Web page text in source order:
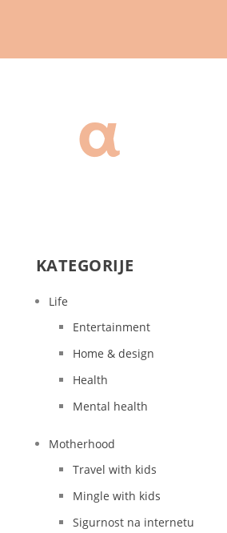
KATEGORIJE
Life
Entertainment
Home & design
Health
Mental health
Motherhood
Travel with kids
Mingle with kids
Sigurnost na internetu